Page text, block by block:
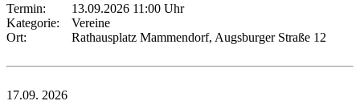
Termin:
13.09.2026 11:00 Uhr
Kategorie:
Vereine
Ort:
Rathausplatz Mammendorf, Augsburger Straße 12
17.09. 2026